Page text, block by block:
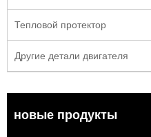
Тепловой протектор
Другие детали двигателя
новые продукты